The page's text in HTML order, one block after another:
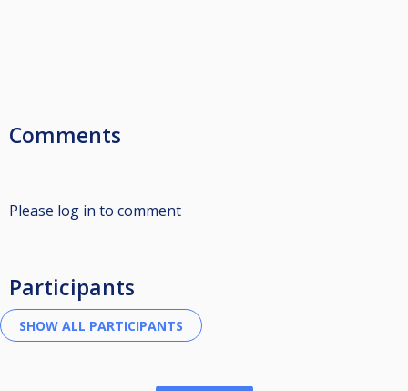
Comments
Please log in to comment
Participants